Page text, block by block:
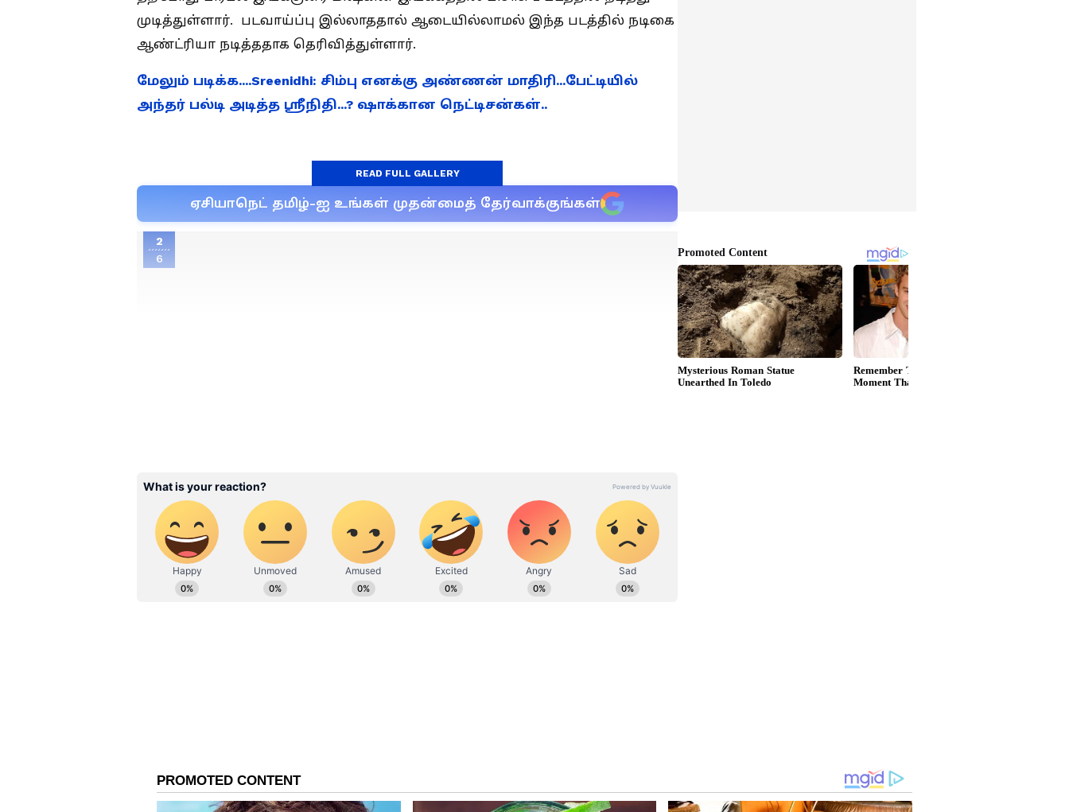
முடித்துள்ளார். படவாய்ப்பு இல்லாததால் ஆடையில்லாமல் இந்த படத்தில் நடிகை
ஆண்ட்ரியா நடித்ததாக தெரிவித்துள்ளார்.
மேலும் படிக்க....Sreenidhi: சிம்பு எனக்கு அண்ணன் மாதிரி...பேட்டியில்
அந்தர் பல்டி அடித்த ஸ்ரீநிதி...? ஷாக்கான நெட்டிசன்கள்..
ஏசியாநெட் தமிழ்-ஐ உங்கள் முதன்மைத் தேர்வாக்குங்கள்
2
6
Andrea Jeremiah:
துணிச்சலான கதைப்பாத்திரத்தை தேர்வு செய்து நடிக்கும் ஆண்ட்ரியா, நடிப்பில்
இதுவரை ஆயிரத்தில் ஒருவன், மங்காத்தா, ஒரு கல் ஒரு கண்ணாடி,
READ FULL GALLERY